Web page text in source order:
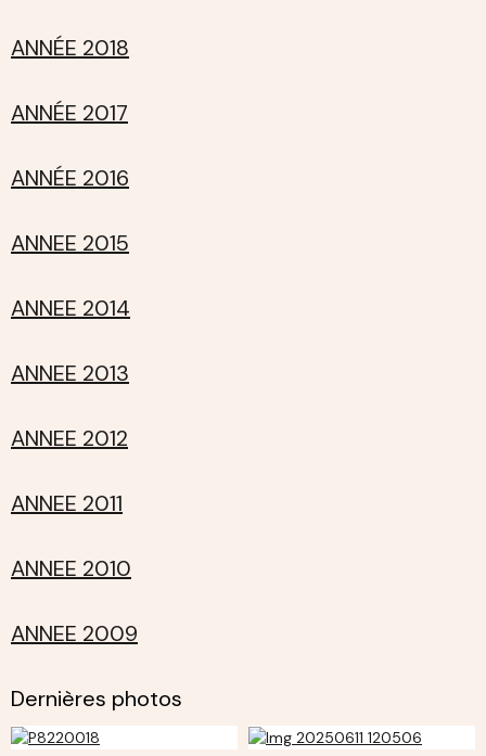
ANNÉE 2018
ANNÉE 2017
ANNÉE 2016
ANNEE 2015
ANNEE 2014
ANNEE 2013
ANNEE 2012
ANNEE 2011
ANNEE 2010
ANNEE 2009
Dernières photos